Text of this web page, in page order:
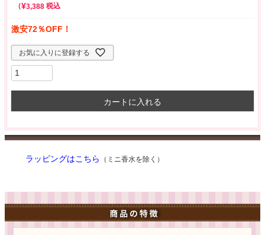
¥3,388 税込
激安72％OFF！
お気に入りに登録する
カートに入れる
ラッピングはこちら （ミニ香水を除く）